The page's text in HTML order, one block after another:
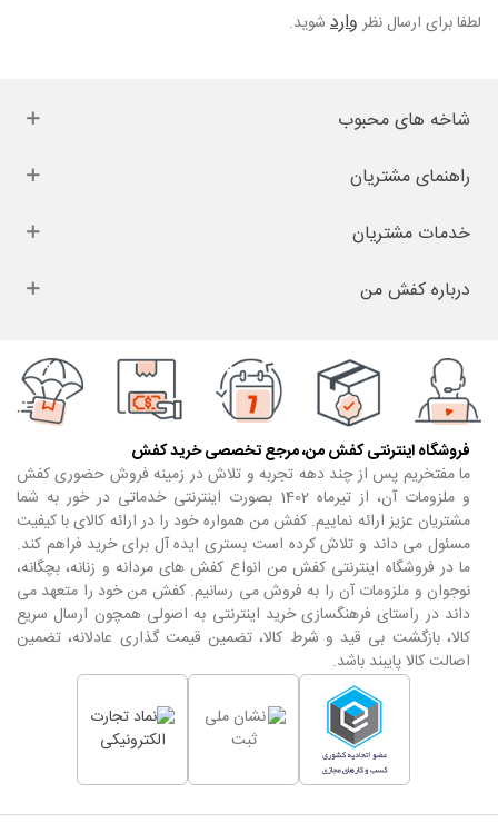
لطفا برای ارسال نظروارد شوید.
شاخه های محبوب
راهنمای مشتریان
خدمات مشتریان
درباره کفش من
فروشگاه اینترنتی کفش من، مرجع تخصصی خرید کفش
ما مفتخریم پس از چند دهه تجربه و تلاش در زمینه فروش حضوری کفش
و ملزومات آن، از تیرماه 1402 بصورت اینترنتی خدماتی در خور به شما
مشتریان عزیز ارائه نماییم. کفش من همواره خود را در ارائه کالای با کیفیت
مسئول می داند و تلاش کرده است بستری ایده آل برای خرید فراهم کند.
ما در فروشگاه اینترنتی کفش من انواع کفش های مردانه و زنانه، بچگانه،
نوجوان و ملزومات آن را به فروش می رسانیم. کفش من خود را متعهد می
داند در راستای فرهنگسازی خرید اینترنتی به اصولی همچون ارسال سریع
کالا، بازگشت بی قید و شرط کالا، تضمین قیمت گذاری عادلانه، تضمین
اصالت کالا پایبند باشد.